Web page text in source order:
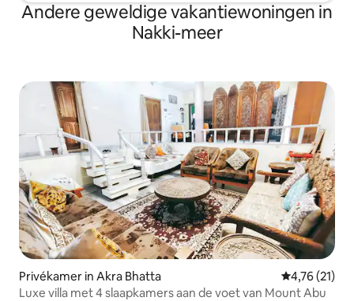
Andere geweldige vakantiewoningen in
Nakki-meer
Privékamer in Akra Bhatta Gemiddelde
4,76 (21)
Luxe villa met 4 slaapkamers aan de voet van Mount Abu